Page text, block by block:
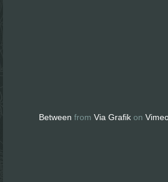
Between from Via Grafik on